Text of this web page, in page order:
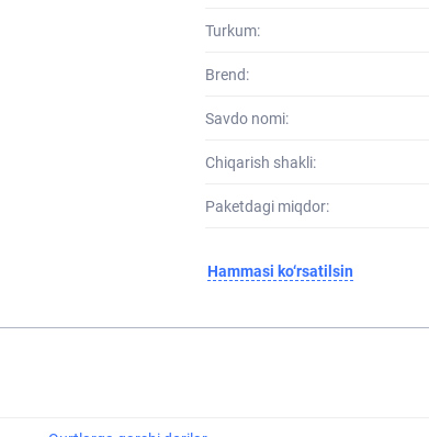
Turkum:
Brend:
Savdo nomi:
Chiqarish shakli:
Paketdagi miqdor:
Hammasi ko‘rsatilsin